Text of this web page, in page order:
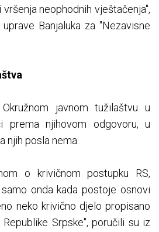
neophodnih vještačenja",
Banjaluka za "Nezavisne
javnom tužilaštvu u
prema njihovom odgovoru, u
njih posla nema.
o krivičnom postupku RS,
onda kada postoje osnovi
neko krivično djelo propisano
Srpske", poručili su iz